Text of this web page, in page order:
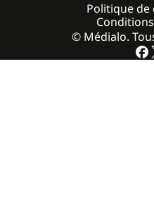
© Médialo.
Politique